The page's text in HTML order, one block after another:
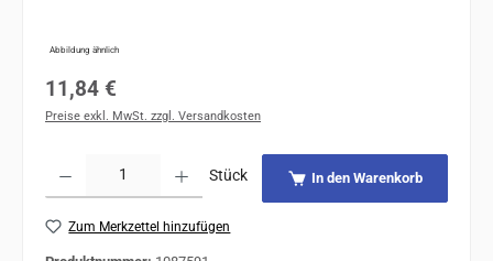
Abbildung ähnlich
Regulärer Preis:
11,84 €
Preise exkl. MwSt. zzgl. Versandkosten
Stück In den Warenkorb
Zum Merkzettel hinzufügen